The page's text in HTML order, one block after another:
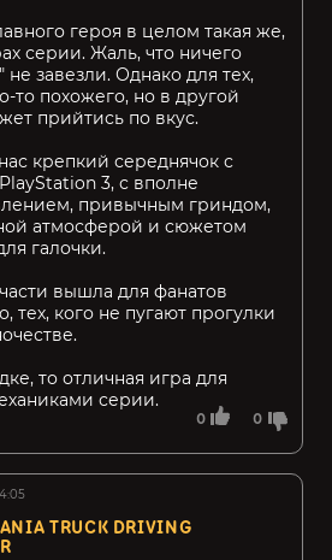
0 0
героя в целом такая же,
серии. Жаль, что ничего
не завезли. Однако для тех,
то похожего, но в другой
прийтись по вкус.
крепкий середнячок с
3, с вполне
привычным гриндом,
атмосферой и сюжетом
галочки.
вышла для фанатов
тех, кого не пугают прогулки
то отличная игра для
серии.
TRUCK DRIVING